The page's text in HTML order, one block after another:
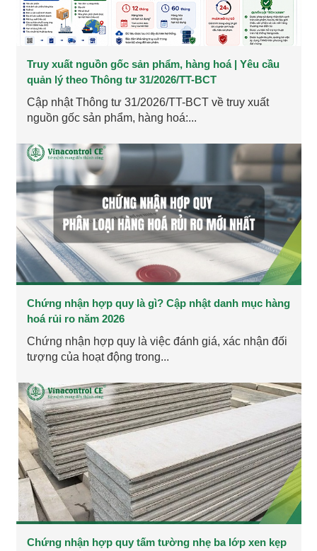
Truy xuất nguồn gốc sản phẩm, hàng hoá | Yêu cầu
quản lý theo Thông tư 31/2026/TT-BCT
Cập nhật Thông tư 31/2026/TT-BCT về truy xuất
nguồn gốc sản phẩm, hàng hoá:...
Chứng nhận hợp quy là gì? Cập nhật danh mục hàng
hoá rủi ro năm 2026
Chứng nhận hợp quy là việc đánh giá, xác nhận đối
tượng của hoạt động trong...
Chứng nhận hợp quy tấm tường nhẹ ba lớp xen kẹp